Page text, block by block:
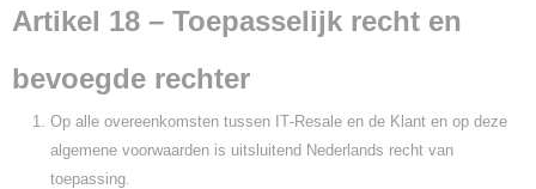
Artikel 18 – Toepasselijk recht en
bevoegde rechter
Op alle overeenkomsten tussen IT‑Resale en de Klant en op deze
algemene voorwaarden is uitsluitend Nederlands recht van
toepassing.